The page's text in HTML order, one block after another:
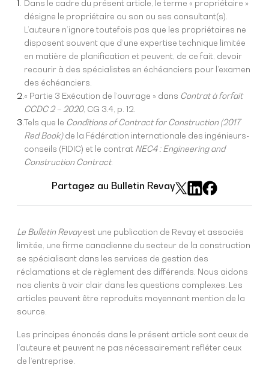
Dans le cadre du présent article, le terme « propriétaire »
désigne le propriétaire ou son ou ses consultant(s).
L’auteure n’ignore toutefois pas que les propriétaires ne
disposent souvent que d’une expertise technique limitée
en matière de planification et peuvent, de ce fait, devoir
recourir à des spécialistes en échéanciers pour l’examen
des échéanciers.
« Partie 3 Exécution de l’ouvrage » dans Contrat à forfait
CCDC 2 – 2020, CG 3.4, p. 12.
Tels que le Conditions of Contract for Construction (2017
Red Book)de la Fédération internationale des ingénieurs-
conseils (FIDIC) et le contrat NEC4 : Engineering and
Construction Contract.
Partagez au Bulletin Revay
Le Bulletin Revayest une publication de Revay et associés
limitée, une firme canadienne du secteur de la construction
se spécialisant dans les services de gestion des
réclamations et de règlement des différends. Nous aidons
nos clients à voir clair dans les questions complexes. Les
articles peuvent être reproduits moyennant mention de la
source.
Les principes énoncés dans le présent article sont ceux de
l’auteure et peuvent ne pas nécessairement refléter ceux
de l’entreprise.